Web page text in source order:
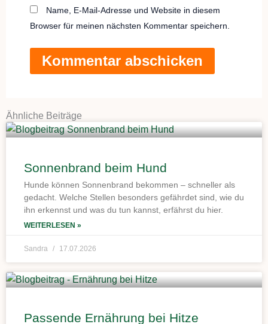
Name, E-Mail-Adresse und Website in diesem
Browser für meinen nächsten Kommentar speichern.
Ähnliche Beiträge
Sonnenbrand beim Hund
Hunde können Sonnenbrand bekommen – schneller als
gedacht. Welche Stellen besonders gefährdet sind, wie du
ihn erkennst und was du tun kannst, erfährst du hier.
WEITERLESEN »
Sandra 17.07.2026
Passende Ernährung bei Hitze